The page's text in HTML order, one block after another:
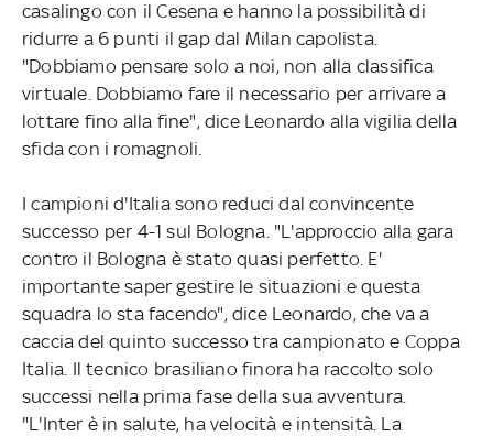
casalingo con il Cesena e hanno la possibilità di
ridurre a 6 punti il gap dal Milan capolista.
"Dobbiamo pensare solo a noi, non alla classifica
virtuale. Dobbiamo fare il necessario per arrivare a
lottare fino alla fine", dice Leonardo alla vigilia della
sfida con i romagnoli.
I campioni d'Italia sono reduci dal convincente
successo per 4-1 sul Bologna. "L'approccio alla gara
contro il Bologna è stato quasi perfetto. E'
importante saper gestire le situazioni e questa
squadra lo sta facendo", dice Leonardo, che va a
caccia del quinto successo tra campionato e Coppa
Italia. Il tecnico brasiliano finora ha raccolto solo
successi nella prima fase della sua avventura.
"L'Inter è in salute, ha velocità e intensità. La